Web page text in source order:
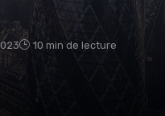
10 min de lecture